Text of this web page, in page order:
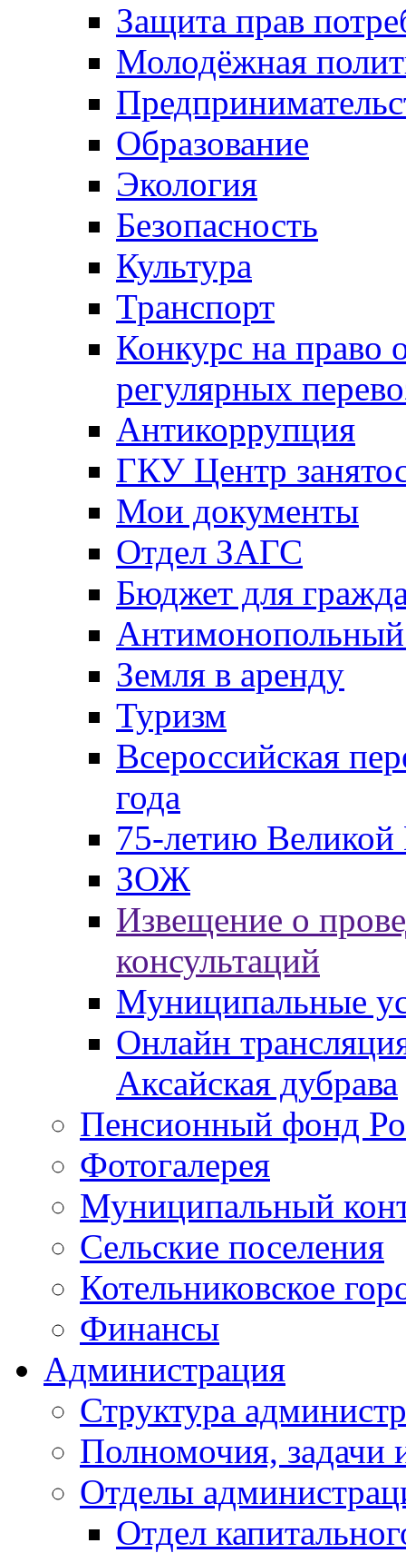
Защита прав
Молодёжная
Образование
Экология
Безопасность
Культура
Транспорт
Конкурс на право
регулярных
Антикоррупция
ГКУ Центр
Мои документы
Отдел ЗАГС
Бюджет для
Антимонопольный
Земля в аренду
Туризм
Всероссийская
года
75-летию
ЗОЖ
Извещение о
консультаций
Муниципальные
Онлайн
Аксайская дубрава
Пенсионный фонд
Фотогалерея
Муниципальный
Сельские поселения
Котельниковское
Финансы
Администрация
Структура
Полномочия, задачи
Отделы
Отдел